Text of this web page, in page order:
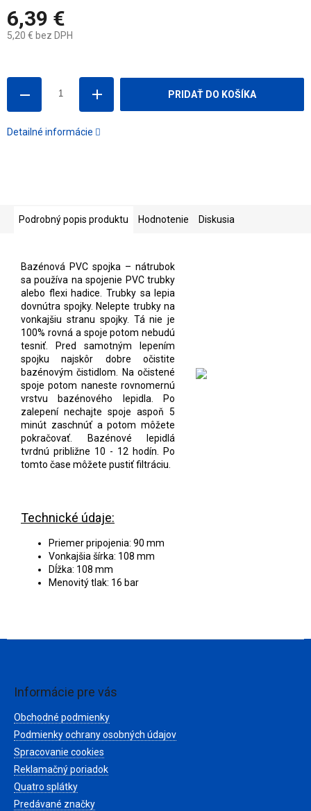
6,39 €
5,20 € bez DPH
PRIDAŤ DO KOŠÍKA
Detailné informácie
Podrobný popis produktu Hodnotenie Diskusia
Bazénová PVC spojka – nátrubok
sa používa na spojenie PVC trubky
alebo flexi hadice. Trubky sa lepia
dovnútra spojky. Nelepte trubky na
vonkajšiu stranu spojky. Tá nie je
100% rovná a spoje potom nebudú
tesniť. Pred samotným lepením
spojku najskôr dobre očistite
bazénovým čistidlom. Na očistené
spoje potom naneste rovnomernú
vrstvu bazénového lepidla. Po
zalepení nechajte spoje aspoň 5
minút zaschnúť a potom môžete
pokračovať. Bazénové lepidlá
tvrdnú približne 10 - 12 hodín. Po
tomto čase môžete pustiť filtráciu.
Technické údaje:
Priemer pripojenia: 90 mm
Vonkajšia šírka: 108 mm
Dĺžka: 108 mm
Menovitý tlak: 16 bar
Informácie pre vás
Obchodné podmienky
Podmienky ochrany osobných údajov
Spracovanie cookies
Reklamačný poriadok
Quatro splátky
Predávané značky